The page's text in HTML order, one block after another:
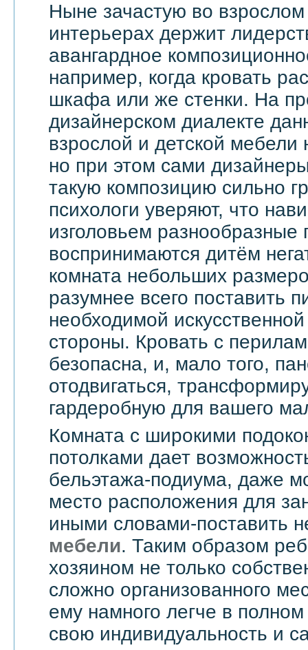
Ныне зачастую во
интерьерах держит
авангардное
например, когда кровать
шкафа или же стенки. На
дизайнерском диалекте
взрослой и детской
но при этом сами
такую композицию сильно
психологи уверяют, что
изголовьем разнообразные
воспринимаются дитём
комната небольших
разумнее всего поставить
необходимой
стороны. Кровать с
безопасна, и, мало того,
отодвигаться,
гардеробную для вашего
Комната с широкими
потолками дает
бельэтажа-подиума, даже
место расположения для
иными словами-поставить
мебели. Таким образом
хозяином не только
сложно организованного
ему намного легче в
свою индивидуальность и